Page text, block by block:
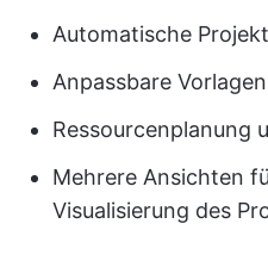
Automatische
Anpassbare Vorlagen
Ressourcenplanung
Mehrere Ansichten
Visualisierung des